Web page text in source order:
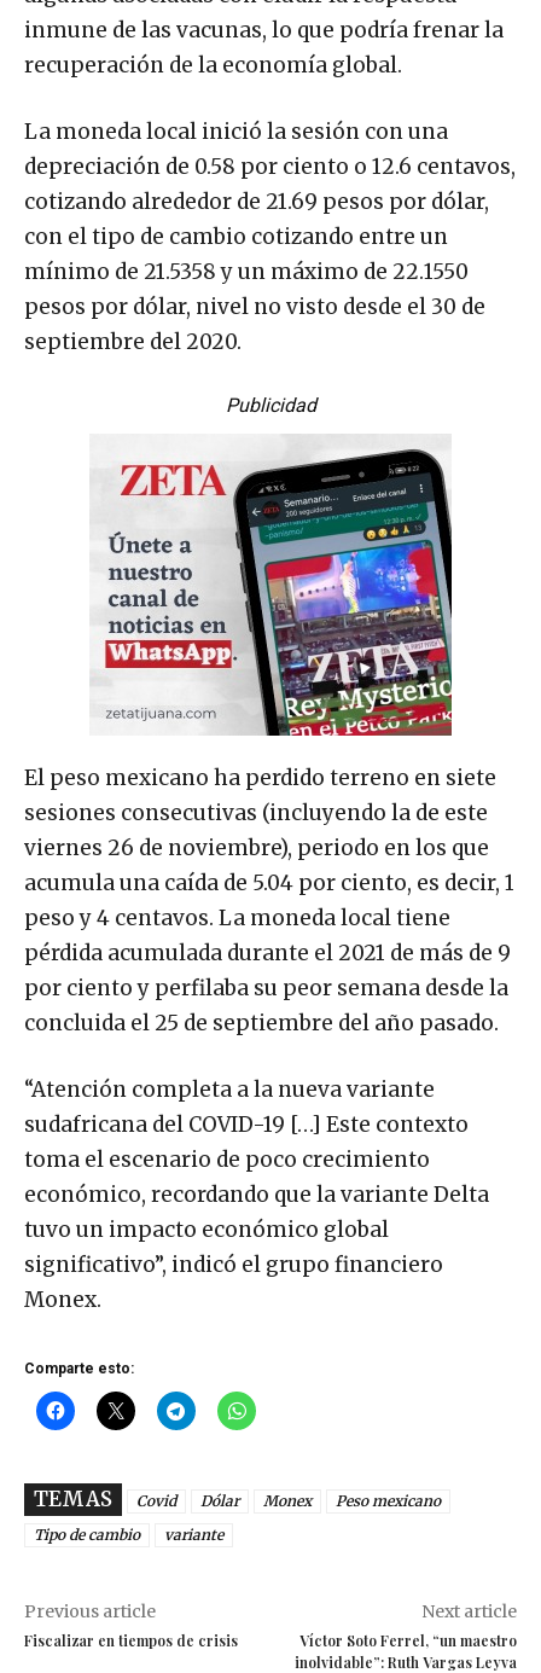
inmune de las vacunas, lo que podría frenar la
recuperación de la economía global.
La moneda local inició la sesión con una
depreciación de 0.58 por ciento o 12.6 centavos,
cotizando alrededor de 21.69 pesos por dólar,
con el tipo de cambio cotizando entre un
mínimo de 21.5358 y un máximo de 22.1550
pesos por dólar, nivel no visto desde el 30 de
septiembre del 2020.
Publicidad
El peso mexicano ha perdido terreno en siete
sesiones consecutivas (incluyendo la de este
viernes 26 de noviembre), periodo en los que
acumula una caída de 5.04 por ciento, es decir, 1
peso y 4 centavos. La moneda local tiene
pérdida acumulada durante el 2021 de más de 9
por ciento y perfilaba su peor semana desde la
concluida el 25 de septiembre del año pasado.
“Atención completa a la nueva variante
sudafricana del COVID-19 […] Este contexto
toma el escenario de poco crecimiento
económico, recordando que la variante Delta
tuvo un impacto económico global
significativo”, indicó el grupo financiero
Monex.
Comparte esto:
TEMAS Covid Dólar Monex
Peso mexicano
Tipo de cambio
variante
Previous article
Fiscalizar en tiempos de crisis
Next article
Víctor Soto Ferrel, “un maestro
inolvidable”: Ruth Vargas Leyva